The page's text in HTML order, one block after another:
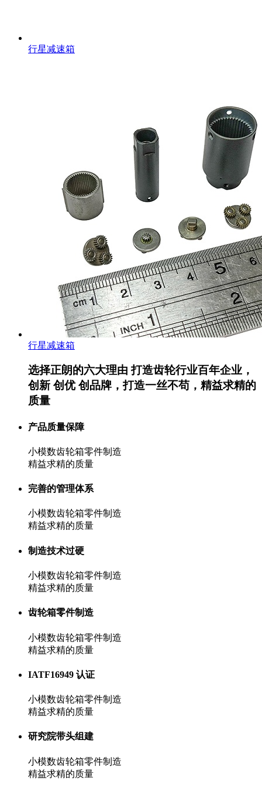
行星减速箱
行星减速箱
选择正朗的六大理由打造齿轮行业百年企业，
创新 创优 创品牌，打造一丝不苟，精益求精的
质量
产品质量保障
小模数齿轮箱零件制造
精益求精的质量
完善的管理体系
小模数齿轮箱零件制造
精益求精的质量
制造技术过硬
小模数齿轮箱零件制造
精益求精的质量
齿轮箱零件制造
小模数齿轮箱零件制造
精益求精的质量
IATF16949 认证
小模数齿轮箱零件制造
精益求精的质量
研究院带头组建
小模数齿轮箱零件制造
精益求精的质量